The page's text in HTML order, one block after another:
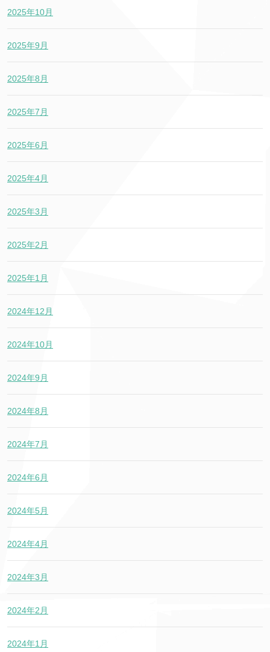
2025年10月
2025年9月
2025年8月
2025年7月
2025年6月
2025年4月
2025年3月
2025年2月
2025年1月
2024年12月
2024年10月
2024年9月
2024年8月
2024年7月
2024年6月
2024年5月
2024年4月
2024年3月
2024年2月
2024年1月